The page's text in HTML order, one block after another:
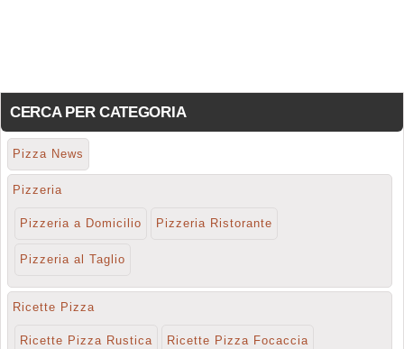
CERCA PER CATEGORIA
Pizza News
Pizzeria
Pizzeria a Domicilio Pizzeria Ristorante
Pizzeria al Taglio
Ricette Pizza
Ricette Pizza Rustica Ricette Pizza Focaccia